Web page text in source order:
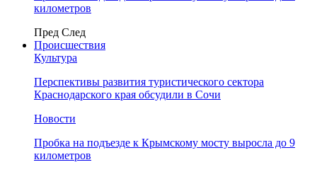
километров
Пред След
Происшествия
Культура
Перспективы развития туристического сектора
Краснодарского края обсудили в Сочи
Новости
Пробка на подъезде к Крымскому мосту выросла до 9
километров